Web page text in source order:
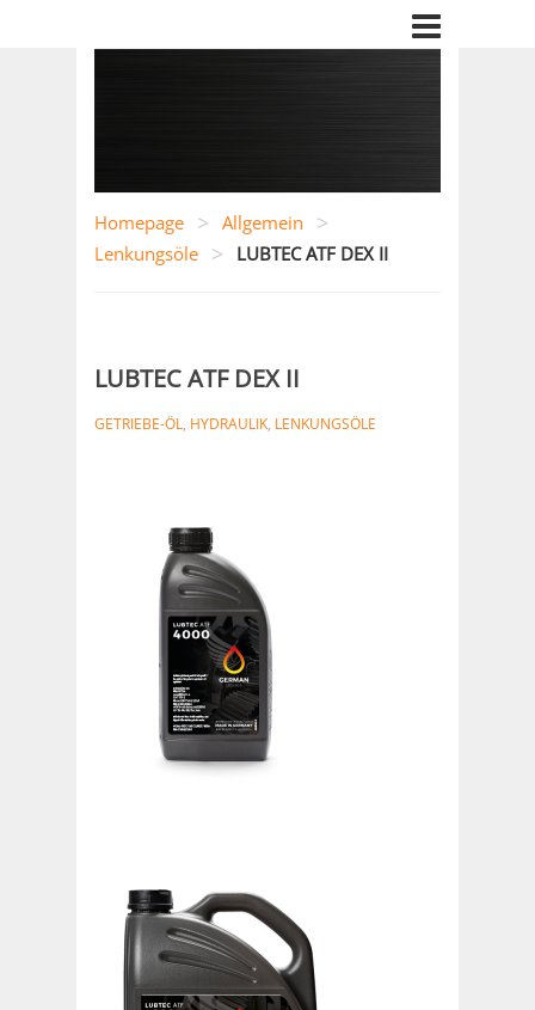
Homepage > Allgemein >
Lenkungsöle > LUBTEC ATF DEX II
LUBTEC ATF DEX II
GETRIEBE-ÖL, HYDRAULIK, LENKUNGSÖLE